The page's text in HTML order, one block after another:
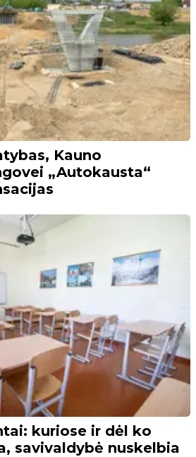
Kauno
„Autokausta“
kuriose ir dėl ko
savivaldybė nuskelbia